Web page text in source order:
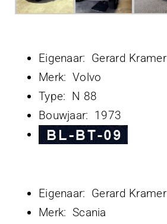
Contact
Eigenaar: Gerard Kramer
Merk: Volvo
Type: N 88
Bouwjaar: 1973
Eigenaar: Gerard Kramer
Merk: Scania